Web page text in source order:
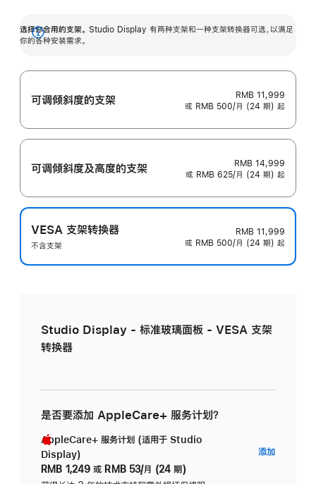
选择你合用的支架。 Studio Display 有两种支架和一种支架转换器可选，以满足
你的各种安装需求。
展
可调倾斜度的支架
RMB 11,999
或 RMB 500/月 (24 期) 起
可调倾斜度及高‍度的支‍架
RMB 14,999
或 RMB 625/月 (24 期) 起
VESA 支架转换器
不含支架
RMB 11,999
或 RMB 500/月 (24 期) 起
Studio Display - 标准玻璃面板 - VESA 支架
转换器
是否要添加 AppleCare+ 服务计划？
AppleCare+ 服务计划 (适用于 Studio
Display)
RMB 1,249 或 RMB 53/月 (24 期)
添加